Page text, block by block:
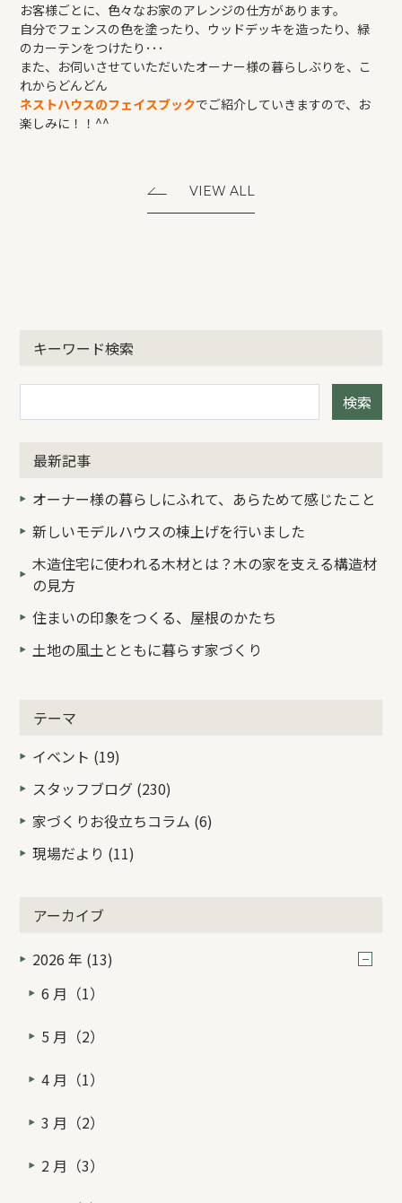
お客様ごとに、色々なお家のアレンジの仕方があります。
自分でフェンスの色を塗ったり、ウッドデッキを造ったり、緑
のカーテンをつけたり･･･
また、お伺いさせていただいたオーナー様の暮らしぶりを、こ
れからどんどん
ネストハウスのフェイスブックでご紹介していきますので、お
楽しみに！！^^
キーワード検索
検索
最新記事
オーナー様の暮らしにふれて、あらためて感じたこと
新しいモデルハウスの棟上げを行いました
木造住宅に使われる木材とは？木の家を支える構造材
の見方
住まいの印象をつくる、屋根のかたち
土地の風土とともに暮らす家づくり
テーマ
イベント (19)
スタッフブログ (230)
家づくりお役立ちコラム (6)
現場だより (11)
アーカイブ
2026 年 (13)
6 月（1）
5 月（2）
4 月（1）
3 月（2）
2 月（3）
VIEW ALL